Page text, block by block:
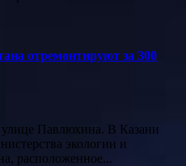
отремонтируют за 300
экологии и
расположенное...